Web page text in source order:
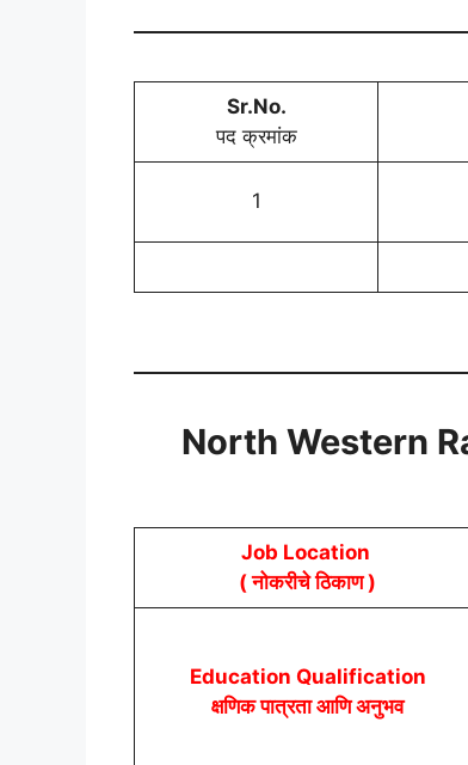
Sr.No.
पद क्रमांक
1
North Western
Job Location
( नोकरीचे ठिकाण )
Education Qualification
क्षणिक पात्रता आणि अनुभव